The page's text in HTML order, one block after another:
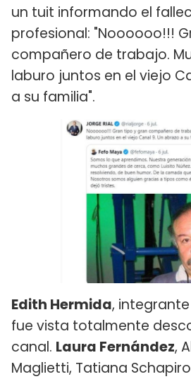
un tuit informando el
profesional: "Noooooo!!!
compañero de trabajo.
laburo juntos en el viejo
a su familia".
Edith Hermida,
fue vista totalmente
canal. Laura Fernández,
Maglietti, Tatiana